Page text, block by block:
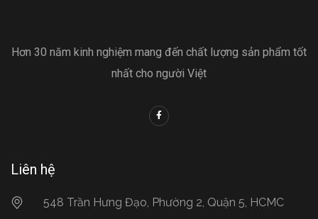
Hơn 30 năm kinh nghiệm mang đến chất lượng sản phẩm tốt
nhất cho người Việt
Liên hệ
548 Trần Hưng Đạo, Phường 2, Quận 5, HCMC